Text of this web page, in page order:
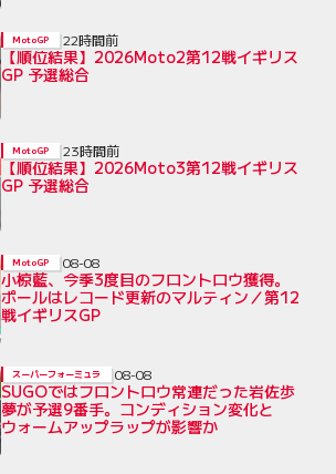
【順位結果】2026Moto2第12戦イギリス
GP 予選総合
MotoGP 22時間前
【順位結果】2026Moto3第12戦イギリス
GP 予選総合
MotoGP 23時間前
小椋藍、今季3度目のフロントロウ獲得。
ポールはレコード更新のマルティン／第12
戦イギリスGP
MotoGP 08-08
SUGOではフロントロウ常連だった岩佐歩
夢が予選9番手。コンディション変化と
ウォームアップラップが影響か
スーパーフォーミュラ 08-08